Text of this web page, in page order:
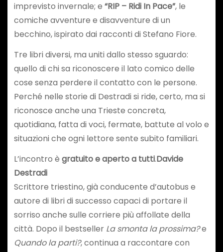
imprevisto invernale; e “RIP – Ridi In Pace”, le
comiche avventure e disavventure di un
becchino, ispirato dai racconti di Stefano Fiore.
Tre libri diversi, ma uniti dallo stesso sguardo:
quello di chi sa riconoscere il lato comico delle
cose senza perdere il contatto con le persone.
Perché nelle storie di Destradi si ride, certo, ma si
riconosce anche una Trieste concreta,
quotidiana, fatta di voci, fermate, battute al volo e
situazioni che ogni lettore sente subito familiari.
L’incontro è gratuito e aperto a tutti.Davide
Destradi
Scrittore triestino, già conducente d’autobus e
autore di libri di successo capaci di portare il
sorriso anche sulle corriere più affollate della
città. Dopo il bestseller La smonta la prossima?e
Quando la parti?, continua a raccontare con